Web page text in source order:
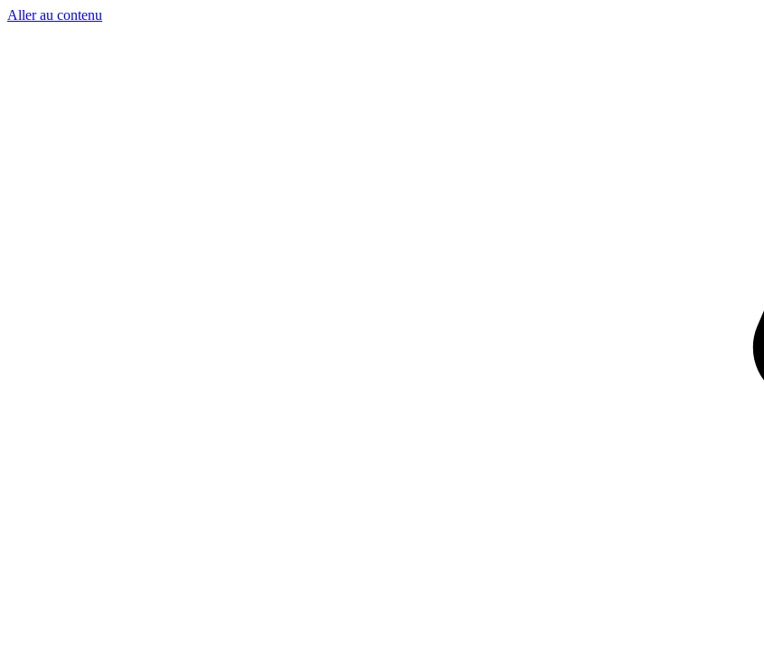
Aller au contenu